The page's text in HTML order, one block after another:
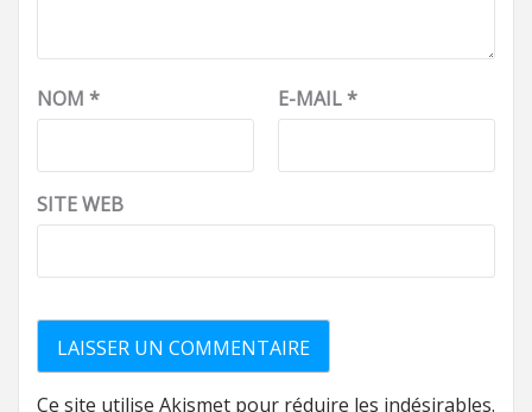
NOM * E-MAIL*
SITE WEB
Ce site utilise Akismet pour réduire les indésirables.